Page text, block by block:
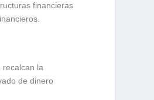
financieras
recalcan la
de dinero